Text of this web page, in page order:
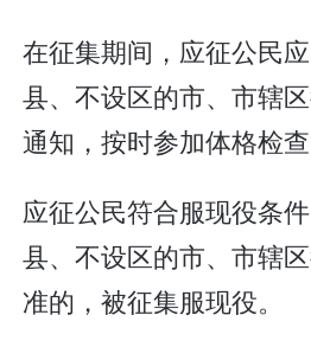
在征集期间，应征公民
县、不设区的市、市辖
通知，按时参加体格检查
应征公民符合服现役条
县、不设区的市、市辖
准的，被征集服现役。